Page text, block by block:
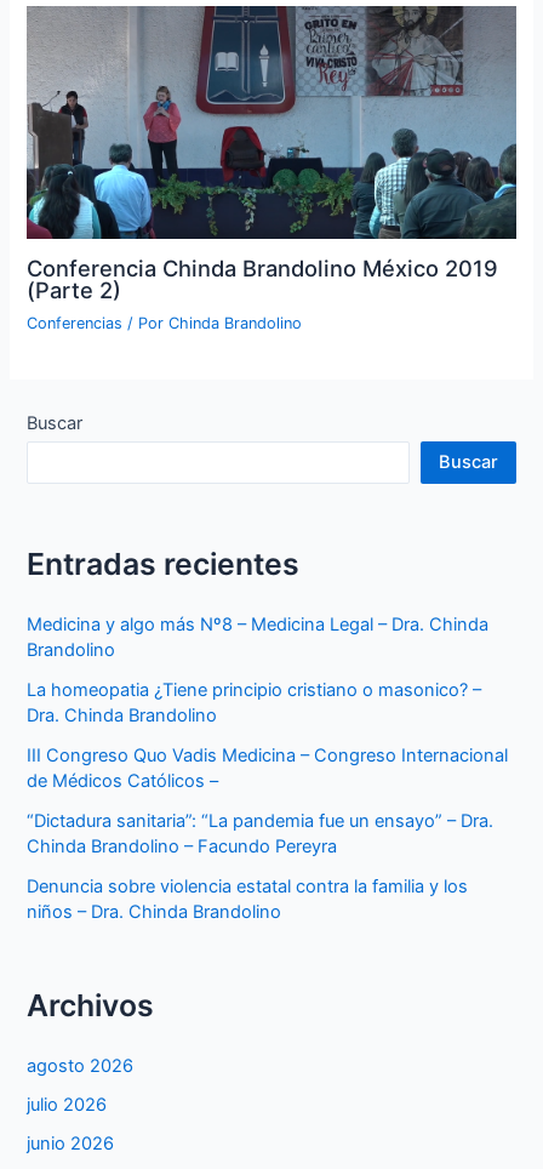
Conferencia Chinda Brandolino México 2019
(Parte 2)
Conferencias / PorChinda Brandolino
Buscar
Buscar
Entradas recientes
Medicina y algo más Nº8 – Medicina Legal – Dra. Chinda
Brandolino
La homeopatia ¿Tiene principio cristiano o masonico? –
Dra. Chinda Brandolino
III Congreso Quo Vadis Medicina – Congreso Internacional
de Médicos Católicos –
“Dictadura sanitaria”: “La pandemia fue un ensayo” – Dra.
Chinda Brandolino – Facundo Pereyra
Denuncia sobre violencia estatal contra la familia y los
niños – Dra. Chinda Brandolino
Archivos
agosto 2026
julio 2026
junio 2026